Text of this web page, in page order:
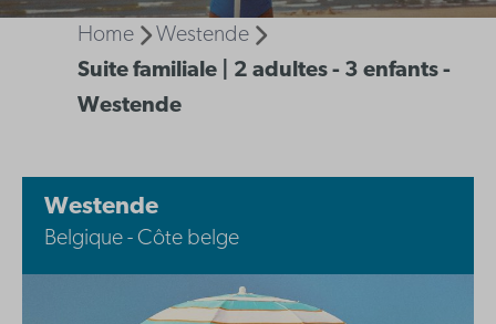
Home
Westende
Suite familiale | 2 adultes - 3 enfants -
Westende
Westende
Belgique - Côte belge